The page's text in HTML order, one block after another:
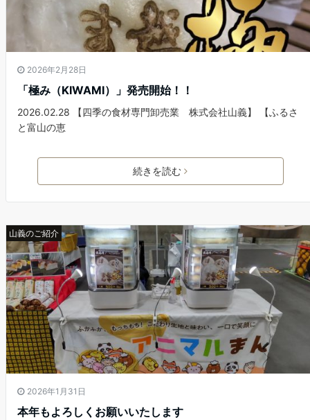
2026年2月28日
「極み（KIWAMI）」発売開始！！
2026.02.28 【四季の食材専門卸売業 株式会社山義】 【ふるさ
と富山の恵
続きを読む
山義のご紹介
2026年1月31日
本年もよろしくお願いいたします